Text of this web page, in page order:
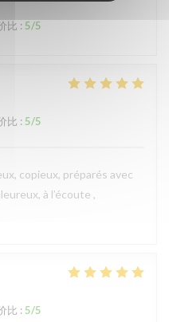
比 : 5/5
比 : 5/5
copieux, préparés avec
à l’écoute ,
比 : 5/5